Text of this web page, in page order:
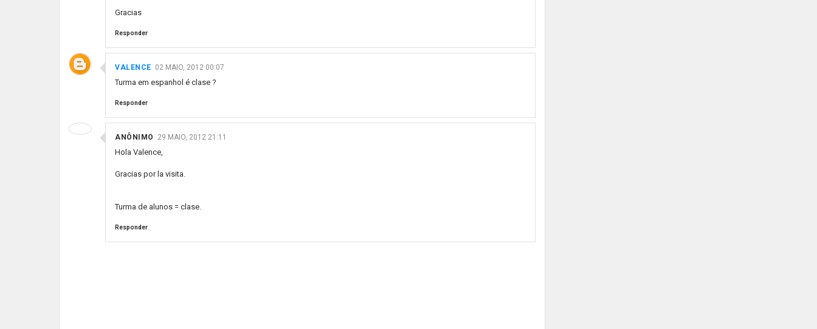
Gracias
Responder
VALENCE 02 MAIO, 2012 00:07
Turma em espanhol é clase ?
Responder
ANÔNIMO 29 MAIO, 2012 21:11
Hola Valence,
Gracias por la visita.
Turma de alunos = clase.
Responder